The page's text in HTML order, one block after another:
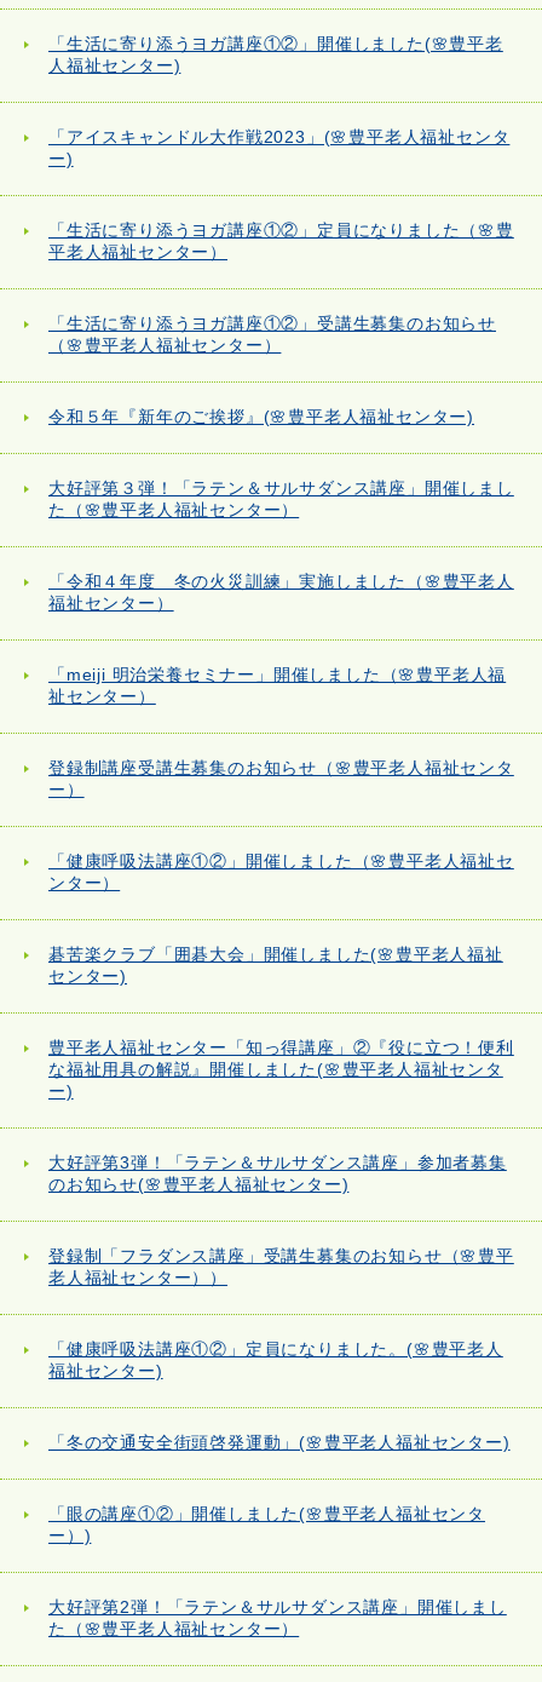
「生活に寄り添うヨガ講座①②」開催しました(🌸豊平老
人福祉センター)
「アイスキャンドル大作戦2023」(🌸豊平老人福祉センタ
ー)
「生活に寄り添うヨガ講座①②」定員になりました（🌸豊
平老人福祉センター）
「生活に寄り添うヨガ講座①②」受講生募集のお知らせ
（🌸豊平老人福祉センター）
令和５年『新年のご挨拶』(🌸豊平老人福祉センター)
大好評第３弾！「ラテン＆サルサダンス講座」開催しまし
た（🌸豊平老人福祉センター）
「令和４年度 冬の火災訓練」実施しました（🌸豊平老人
福祉センター）
「meiji 明治栄養セミナー」開催しました（🌸豊平老人福
祉センター）
登録制講座受講生募集のお知らせ（🌸豊平老人福祉センタ
ー）
「健康呼吸法講座①②」開催しました（🌸豊平老人福祉セ
ンター）
碁苦楽クラブ「囲碁大会」開催しました(🌸豊平老人福祉
センター)
豊平老人福祉センター「知っ得講座」②『役に立つ！便利
な福祉用具の解説』開催しました(🌸豊平老人福祉センタ
ー)
大好評第3弾！「ラテン＆サルサダンス講座」参加者募集
のお知らせ(🌸豊平老人福祉センター)
登録制「フラダンス講座」受講生募集のお知らせ（🌸豊平
老人福祉センター））
「健康呼吸法講座①②」定員になりました。(🌸豊平老人
福祉センター)
「冬の交通安全街頭啓発運動」(🌸豊平老人福祉センター)
「眼の講座①②」開催しました(🌸豊平老人福祉センタ
ー）)
大好評第2弾！「ラテン＆サルサダンス講座」開催しまし
た（🌸豊平老人福祉センター）